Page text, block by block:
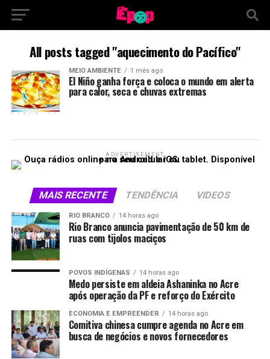
All posts tagged "aquecimento do Pacífico"
MEIO AMBIENTE 1 mês ago
El Niño ganha força e coloca o mundo em alerta
para calor, seca e chuvas extremas
ADVERTISEMENT
MAIS RECENTE TENDÊNCIA VIDEOS
RIO BRANCO 14 horas ago
Rio Branco anuncia pavimentação de 50 km de
ruas com tijolos maciços
POVOS INDÍGENAS 14 horas ago
Medo persiste em aldeia Ashaninka no Acre
após operação da PF e reforço do Exército
ECONOMIA E EMPREENDER 14 horas ago
Comitiva chinesa cumpre agenda no Acre em
busca de negócios e novos fornecedores